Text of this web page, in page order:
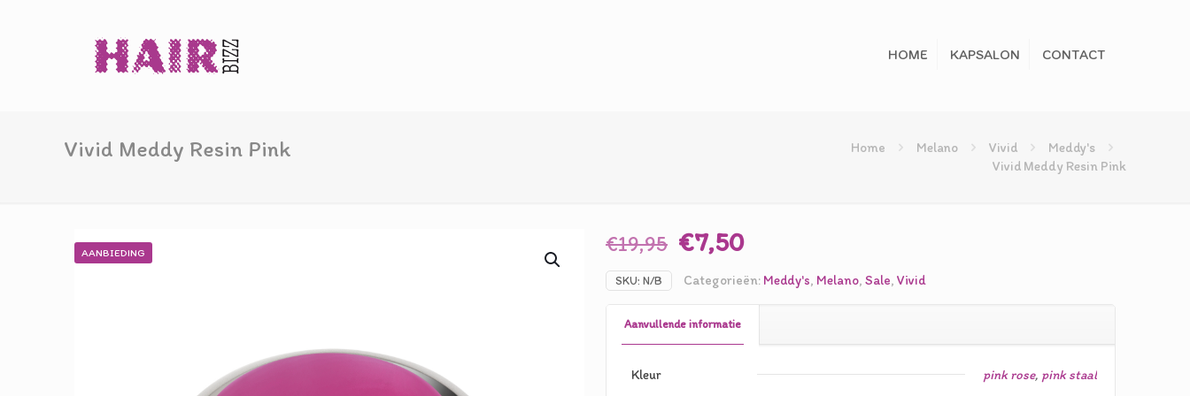
HOME KAPSALON CONTACT
Vivid Meddy Resin Pink Home Melano Vivid
Meddy's
Vivid Meddy Resin Pink
AANBIEDING €19,95 Oorspronkelijke
prijs
was:
€19,95.
€7,50Huidige
prijs
is:
SKU: N/B Categorieën: Meddy's, Melano, Sale, Vivid
Aanvullende informatie
Kleur pink rose, pink staal